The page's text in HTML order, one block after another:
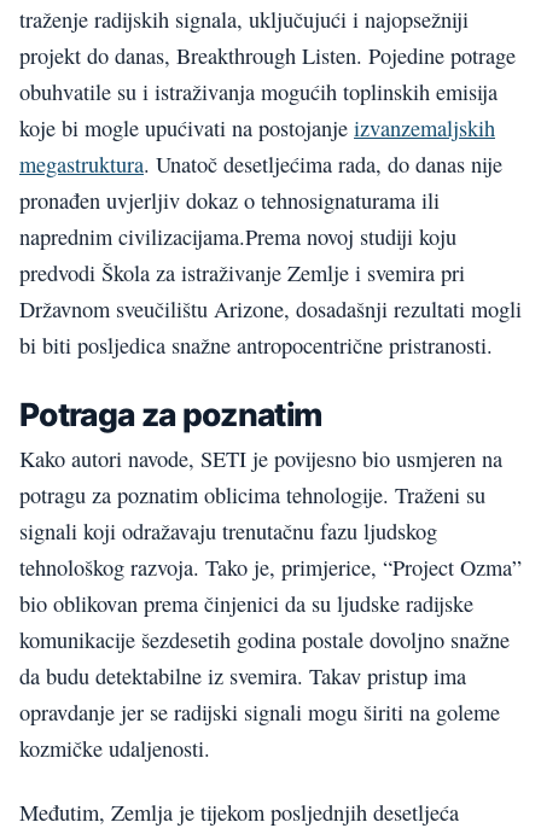
traženje radijskih signala, uključujući i najopsežniji
projekt do danas, Breakthrough Listen. Pojedine potrage
obuhvatile su i istraživanja mogućih toplinskih emisija
koje bi mogle upućivati na postojanje izvanzemaljskih
megastruktura. Unatoč desetljećima rada, do danas nije
pronađen uvjerljiv dokaz o tehnosignaturama ili
naprednim civilizacijama.Prema novoj studiji koju
predvodi Škola za istraživanje Zemlje i svemira pri
Državnom sveučilištu Arizone, dosadašnji rezultati mogli
bi biti posljedica snažne antropocentrične pristranosti.
Potraga za poznatim
Kako autori navode, SETI je povijesno bio usmjeren na
potragu za poznatim oblicima tehnologije. Traženi su
signali koji odražavaju trenutačnu fazu ljudskog
tehnološkog razvoja. Tako je, primjerice, “Project Ozma”
bio oblikovan prema činjenici da su ljudske radijske
komunikacije šezdesetih godina postale dovoljno snažne
da budu detektabilne iz svemira. Takav pristup ima
opravdanje jer se radijski signali mogu širiti na goleme
kozmičke udaljenosti.
Međutim, Zemlja je tijekom posljednjih desetljeća